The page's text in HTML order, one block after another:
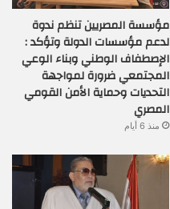
مؤسسة المصريين تنظم ندوة
لدعم مؤسسات الدولة وتؤكد :
الإصطفاف الوطني وبناء الوعي
المجتمعي ضرورة لمواجهة
التحديات وحماية الأمن القومي
المصري
منذ 6 أيام